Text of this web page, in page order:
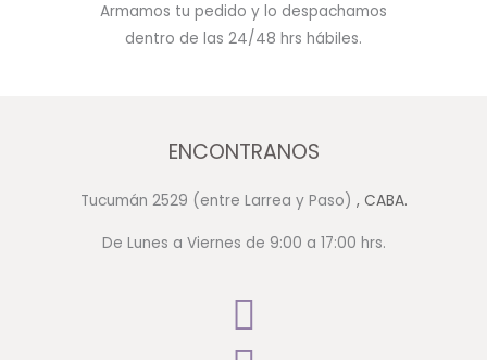
Armamos tu pedido y lo despachamos
dentro de las 24/48 hrs hábiles.
ENCONTRANOS
Tucumán 2529 (entre Larrea y Paso) , CABA.
De Lunes a Viernes de 9:00 a 17:00 hrs.